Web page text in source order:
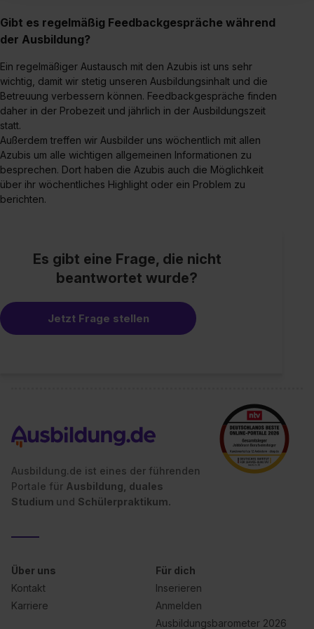
erforderliche personenbezogene Daten an Social Media
Dienste, ggfs. mit Sitz in den USA, übermittelt werden.
Einzelfall bei dem jeweiligen Inhalt erteilen. Willst du nur
bestimmte Verwendungszwecke zulassen, triff deine
Auswahl über die Checkboxen und klick auf „Auswahl
erlauben“. Die Einwilligung zur Platzierung von Cookies
der Kategorien „Präferenzen“, „Statistiken“ und „Social
Media und Marketing“ umfasst hierbei die Einwilligung
zur Übermittlung deiner Daten in die USA (Art. 49 Abs. 1
S. 1 lit. a) DS-GVO). Die USA verfügen über kein
Datenschutzerklärung unter dem Punkt „Datenschutz-
Einstellungen“ widerrufen. Weitere Informationen zu den
Datenschutzerklärung
Gibt es regelmäßig Feedbackgespräche während
der Ausbildung?
Ein regelmäßiger Austausch mit den Azubis ist uns sehr
wichtig, damit wir stetig unseren Ausbildungsinhalt und die
Betreuung verbessern können. Feedbackgespräche finden
daher in der Probezeit und jährlich in der Ausbildungszeit
statt.
Außerdem treffen wir Ausbilder uns wöchentlich mit allen
Azubis um alle wichtigen allgemeinen Informationen zu
besprechen. Dort haben die Azubis auch die Möglichkeit
über ihr wöchentliches Highlight oder ein Problem zu
berichten.
Es gibt eine Frage, die nicht
beantwortet wurde?
Jetzt Frage stellen
Ausbildung.de ist eines der führenden
Portale für Ausbildung, duales
Studium und Schülerpraktikum.
Über uns
Kontakt
Karriere
Für dich
Inserieren
Anmelden
Ausbildungsbarometer 2026